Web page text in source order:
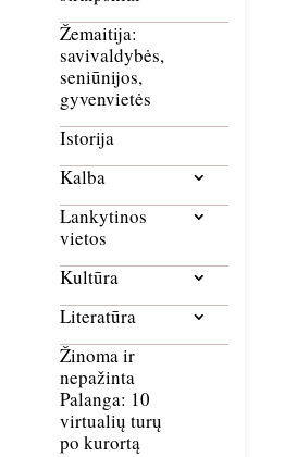
Žemaitija:
savivaldybės,
seniūnijos,
gyvenvietės
Istorija
Kalba
Lankytinos
vietos
Kultūra
Literatūra
Žinoma ir
nepažinta
Palanga: 10
virtualių turų
po kurortą